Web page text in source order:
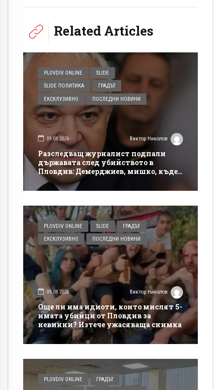
Related Articles
PLOVDIV ONLINE SLIDE
SLIDE ПОЛИТИКА ГРАДЪТ
ЕКСКЛУЗИВНО ПОСЛЕДНИ НОВИНИ
09.08.2026 Виктор Николов
Разследващ журналист подпали
държавата след убийството в
Пловдив: Демерджиев, мишко, къде
си!?
PLOVDIV ONLINE SLIDE ГРАДЪТ
ЕКСКЛУЗИВНО ПОСЛЕДНИ НОВИНИ
09.08.2026 Виктор Николов
Още ли има идиоти, които мислят 5-
имата убийци от Пловдив за
невинни? Изтече ужасяваща снимка
PLOVDIV ONLINE ГРАДЪТ